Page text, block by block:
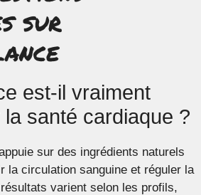
sur
est-il vraiment
santé cardiaque ?
sur des ingrédients naturels
la circulation sanguine et réguler la
varient selon les profils,